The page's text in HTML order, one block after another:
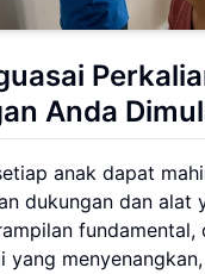
Anda
anak dapat
dukungan dan alat
fundamental,
yang